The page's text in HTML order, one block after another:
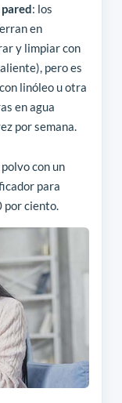
: los
en
y limpiar con
pero es
linóleo u otra
en agua
por semana.
con un
para
por ciento.